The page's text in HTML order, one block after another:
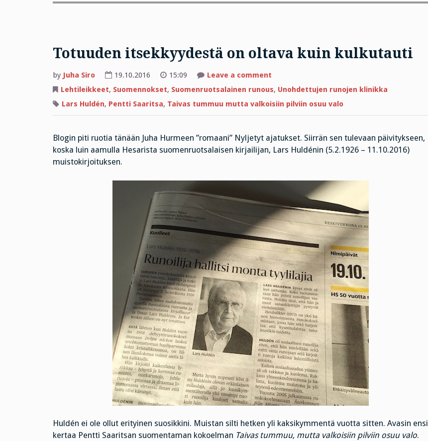
Totuuden itsekkyydestä on oltava kuin kulkutauti
by Juha Siro 19.10.2016 15:09 Leave a commenton
itsekkyydestä
on
oltava
kuin
Lehtileikkeet, Suomennokset, Suomenruotsalainen runous, Unohdettujen runojen klinikka
Lars Huldén, Pentti Saaritsa, Taivas tummuu mutta valkoisiin pilviin osuu valo
Blogin piti ruotia tänään Juha Hurmeen ”romaani” Nyljetyt ajatukset. Siirrän sen tulevaan päivitykseen,
koska luin aamulla Hesarista suomenruotsalaisen kirjailijan, Lars Huldénin (5.2.1926 – 11.10.2016)
muistokirjoituksen.
Huldén ei ole ollut erityinen suosikkini. Muistan silti hetken yli kaksikymmentä vuotta sitten. Avasin ensi
kertaa Pentti Saaritsan suomentaman kokoelman Taivas tummuu, mutta valkoisiin pilviin osuu valo.